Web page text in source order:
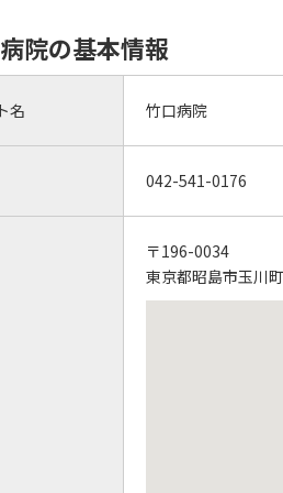
院の基本情報
名 竹口病院
042-541-0176
〒196-0034
東京都昭島市玉川